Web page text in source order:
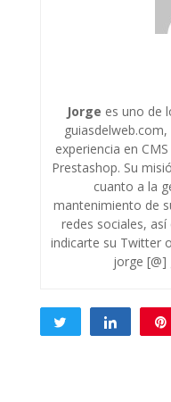
Jorge es uno de
experiencia en
Prestashop. Su
cuanto a la
mantenimiento de
redes sociales,
indicarte su Twitter
jorge [@]
Twittear